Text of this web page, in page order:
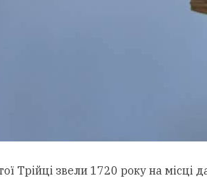
Трійці звели 1720 року на місці